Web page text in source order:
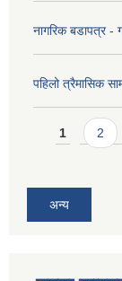
नागरिक बडापत्र -
पहिलो त्रैमासिक
Pages
1 2
अन्य